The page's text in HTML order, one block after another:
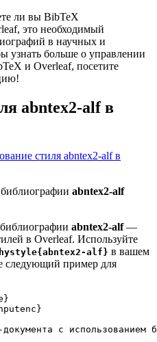
ли вы BibTeX
это необходимый
в научных и
узнать больше о управлении
и Overleaf, посетите
abntex2-alfв
стиля abntex2-alf в
abntex2-alf
abntex2-alf—
в Overleaf. Используйте
alf} в вашем
следующий пример для
}
}
документа с